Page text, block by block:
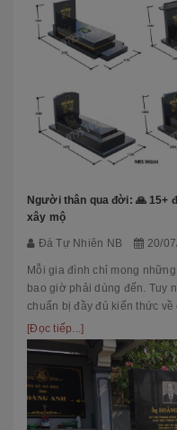
Người thân qua đời: 🙏 15+
xây mộ
Đá Tự Nhiên NB 20/
Mỗi gia đình chỉ mong
bao giờ phải dùng đến. Tuy
chuẩn bị đầy đủ kiến thức
phầ...
[Đọc tiếp...]